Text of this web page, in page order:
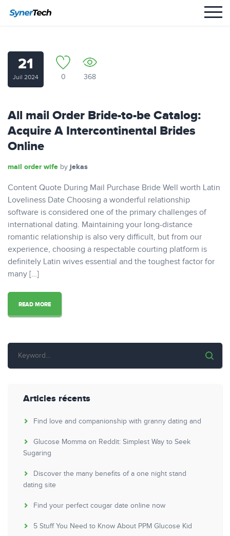
21
Juil 2024 0 368
All mail Order Bride-to-be Catalog:
Acquire A Intercontinental Brides
Online
mail order wife by jekas
Content Quote During Mail Purchase Bride Well worth Latin
Loveliness Date Choosing a wonderful relationship
software is considered one of the primary challenges of
international dating. Maintaining your long-distance
romantic relationship is also very difficult, but from our
experience, choosing a respectable courting platform is
definitely Latin wives essential and the toughest factor for
many […]
READ MORE
Articles récents
Find love and companionship with granny dating and
Glucose Momma on Reddit: Simplest Way to Seek
Sugaring
Discover the many benefits of a one night stand
dating site
Find your perfect cougar date online now
5 Stuff You Need to Know About PPM Glucose Kid